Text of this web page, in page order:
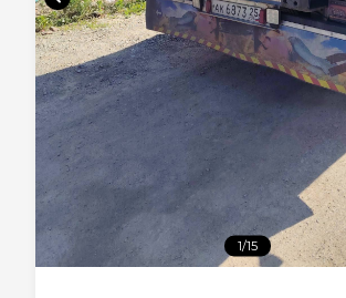
1/15